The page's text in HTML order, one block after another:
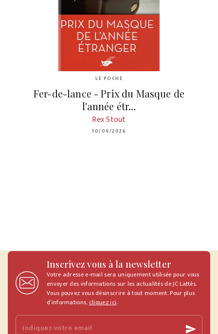
LE POCHE
Fer-de-lance - Prix du Masque de
l'année étr…
Rex Stout
10/09/2026
Inscrivez vous à la newsletter
Votre adresse e-mail sera uniquement utilisée pour vous
envoyer des informations sur les actualités de JC Lattès.
Vous pouvez vous désinscrire à tout moment. Pour plus
d’informations, cliquez ici.
Indiquez votre email send